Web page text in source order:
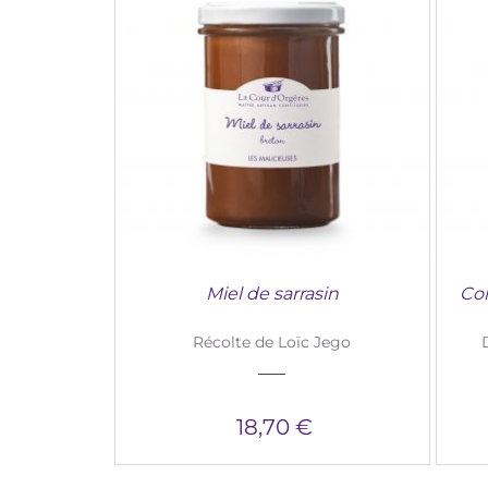
Miel de sarrasin
Récolte de Loïc Jego
18,70 €